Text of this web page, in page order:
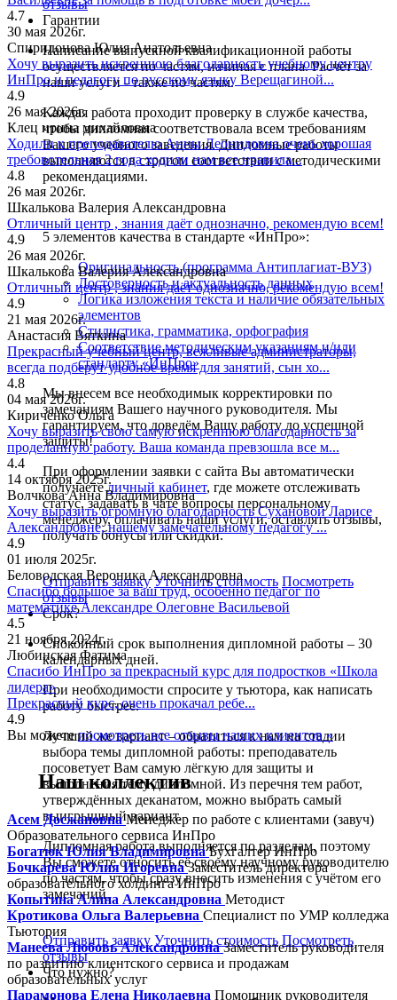
отзывы
Гарантии
Написание выпускной квалификационной работы
осуществляется по частям, начиная с плана. Расчёт за
наши услуги - также по частям.
Каждая работа проходит проверку в службе качества,
чтобы дипломная соответствовала всем требованиям
Вашего учебного заведения. Дипломные работы
выполняются в строгом соответствии с методическими
рекомендациями.
5 элементов качества в стандарте «ИнПро»:
Оригинальность (программа Антиплагиат-ВУЗ)
Достоверность и актуальность данных
Логика изложения текста и наличие обязательных
элементов
Стилистика, грамматика, орфография
Соответствие методическим указаниям и/или
стандарту «ИнПро»
Мы внесем все необходимык корректировки по
замечаниям Вашего научного руководителя. Мы
гарантируем, что доведём Вашу работу до успешной
защиты!
При оформлении заявки с сайта Вы автоматически
получаетеличный кабинет, где можете отслеживать
статус, задавать в чате вопросы персональному
менеджеру, оплачивать наши услуги, оставлять отзывы,
получать бонусы или скидки.
Отправить заявку Уточнить стоимость Посмотреть
отзывы
Срок?
Спокойный срок выполнения дипломной работы – 30
календарных дней.
При необходимости спросите у тьютора, как написать
работу быстрее.
Лучший же вариант – обратиться к нам на стадии
выбора темы дипломной работы: преподаватель
посоветует Вам самую лёгкую для защиты и
выполнения тему дипломной. Из перечня тем работ,
утверждённых деканатом, можно выбрать самый
выигрышный вариант.
Дипломная работа выполняется по разделам, поэтому
Вы сможете относить её своему научному руководителю
по частям, чтобы сразу вносить изменения с учётом его
замечаний.
Отправить заявку Уточнить стоимость Посмотреть
отзывы
Что нужно?
4.7
30 мая 2026г.
Спиридонова Юлия Анатольевна
Хочу выразить искреннюю благодарность учебному центру
ИнПро и педагогу по русскому языку Верещагиной...
4.9
26 мая 2026г.
Клец ирина михайловна
Ходили к преподавателю Анны Леонидовна очень хорошая
требовотельная 2 года ходили нам все нравила...
4.8
26 мая 2026г.
Шкалькова Валерия Александровна
Отличный центр , знания даёт однозначно, рекомендую всем!
4.9
26 мая 2026г.
Шкалькова Валерия Александровна
Отличный центр , знания даёт однозначно, рекомендую всем!
4.9
21 мая 2026г.
Анастасия Вяткина
Прекрасный учебный центр, вежливые администраторы,
всегда подберут удобное время для занятий, сын хо...
4.8
04 мая 2026г.
Кириченко Ольга
Хочу выразить свою самую искреннюю благодарность за
проделанную работу. Ваша команда превзошла все м...
4.4
14 октября 2025г.
Волчкова Анна Владимировна
Хочу выразить огромную благодарность Сухановой Ларисе
Александровне, нашему замечательному педагогу ...
4.9
01 июля 2025г.
Беловодская Вероника Александровна
Спасибо большое за ваш труд, особенно педагог по
математике Александре Олеговне Васильевой
4.5
21 ноября 2024г.
Любинская Фатима
Спасибо ИнПро за прекрасный курс для подростков «Школа
лидера»
Прекрасный курс, очень прокачал ребе...
4.9
Вы можетепосмотреть все отзывы наших клиентов »
Наш коллектив
Асем Досжановна Менеджер по работе с клиентами (завуч)
Образовательного сервиса ИнПро
Богатюк Юлия Владимировна Бухгалтер ИнПро
Бочкарева Юлия Игоревна Заместитель директора
образовательного холдинга ИнПро
Копытина Алина Александровна Методист
Кротикова Ольга Валерьевна Специалист по УМР колледжа
Тьютория
Манеева Любовь Александровна Заместитель руководителя
по развитию клиентского сервиса и продажам
образовательных услуг
Парамонова Елена Николаевна Помощник руководителя